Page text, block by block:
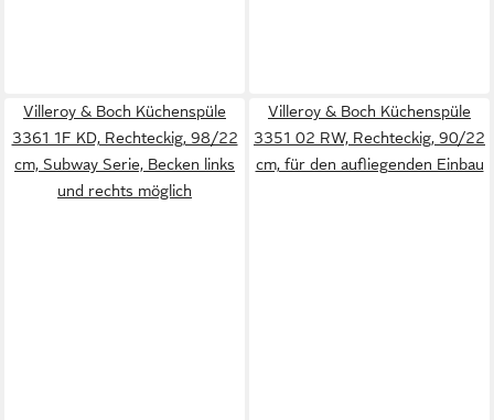
Villeroy & Boch Küchenspüle
3361 1F KD, Rechteckig, 98/22
cm, Subway Serie, Becken links
und rechts möglich
Villeroy & Boch Küchenspüle
3351 02 RW, Rechteckig, 90/22
cm, für den aufliegenden Einbau